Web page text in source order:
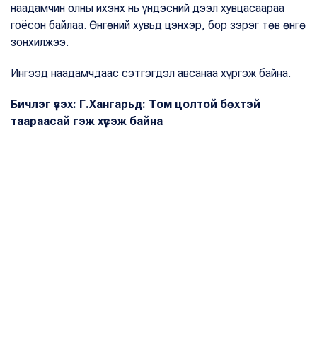
наадамчин олны ихэнх нь үндэсний дээл хувцасаараа
гоёсон байлаа. Өнгөний хувьд цэнхэр, бор зэрэг төв өнгө
зонхилжээ.
Ингээд наадамчдаас сэтгэгдэл авсанаа хүргэж байна.
Бичлэг үзэх: Г.Хангарьд: Том цолтой бөхтэй
таараасай гэж хүсэж байна